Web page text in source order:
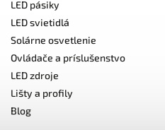
LED pásiky
LED svietidlá
Solárne osvetlenie
Ovládače a príslušenstvo
LED zdroje
Lišty a profily
Blog